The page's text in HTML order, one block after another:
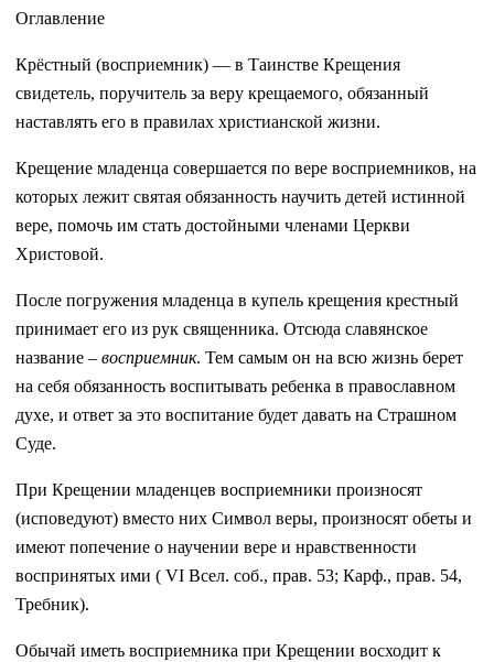
Оглавление
Крёстный (восприемник) — в Таинстве Крещения
свидетель, поручитель за веру крещаемого, обязанный
наставлять его в правилах христианской жизни.
Крещение младенца совершается по вере восприемников, на
которых лежит святая обязанность научить детей истинной
вере, помочь им стать достойными членами Церкви
Христовой.
После погружения младенца в купель крещения крестный
принимает его из рук священника. Отсюда славянское
название – восприемник. Тем самым он на всю жизнь берет
на себя обязанность воспитывать ребенка в православном
духе, и ответ за это воспитание будет давать на Страшном
Суде.
При Крещении младенцев восприемники произносят
(исповедуют) вместо них Символ веры, произносят обеты и
имеют попечение о научении вере и нравственности
воспринятых ими ( VI Всел. соб., прав. 53; Карф., прав. 54,
Требник).
Обычай иметь восприемника при Крещении восходит к